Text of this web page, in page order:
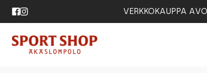
VERKKOKAUPPA